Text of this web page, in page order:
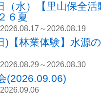
（水）【里山保全
６夏
～2026.08.19
)【林業体験】水源
～2026.08.30
(2026.09.06)